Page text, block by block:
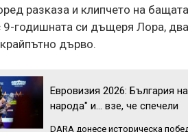
разказа и клипчето на
9-годишната си дъщеря Лора,
дърво.
Евровизия 2026: България
народа" и... взе, че спечели
DARA донесе историческа